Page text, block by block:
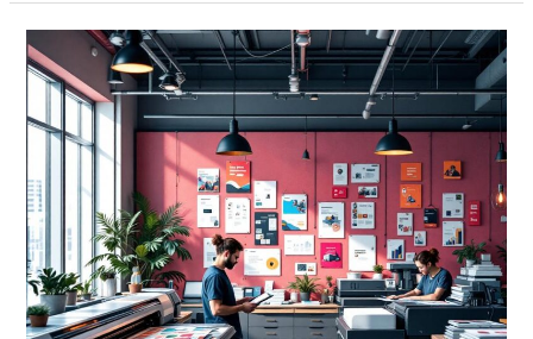
Impresiones
Personalizadas:
Calidad
y
Creatividad
a
tu
Alcance